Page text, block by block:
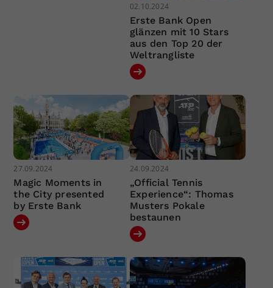
02.10.2024
Erste Bank Open
glänzen mit 10 Stars
aus den Top 20 der
Weltrangliste
27.09.2024
Magic Moments in
the City presented
by Erste Bank
24.09.2024
„Official Tennis
Experience“: Thomas
Musters Pokale
bestaunen